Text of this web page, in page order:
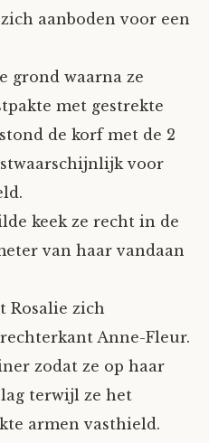
aanboden voor een
grond waarna ze
met gestrekte
de korf met de 2
voor
keek ze recht in de
van haar vandaan
Rosalie zich
Anne-Fleur.
zodat ze op haar
terwijl ze het
armen vasthield.